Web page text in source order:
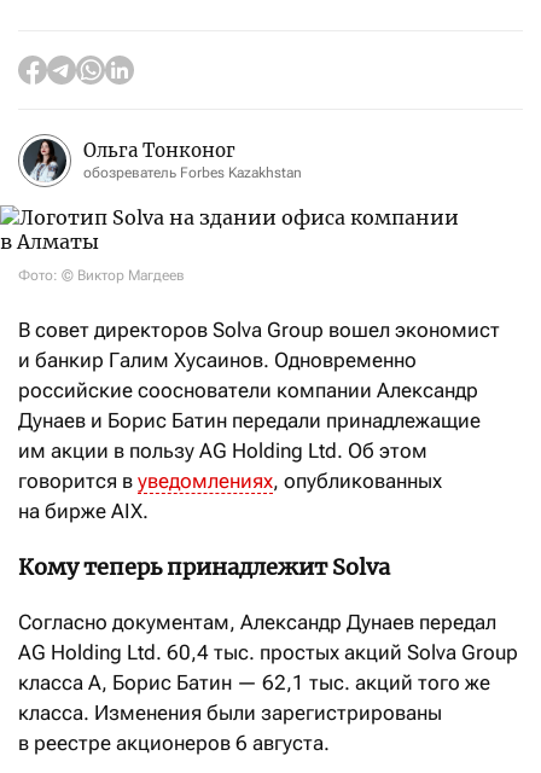
Ольга Тонконог
обозреватель Forbes Kazakhstan
Фото: © Виктор Магдеев
В совет директоров Solva Group вошел экономист
и банкир Галим Хусаинов. Одновременно
российские сооснователи компании Александр
Дунаев и Борис Батин передали принадлежащие
им акции в пользу AG Holding Ltd. Об этом
говорится в уведомлениях, опубликованных
на бирже AIX.
Кому теперь принадлежит Solva
Согласно документам, Александр Дунаев передал
AG Holding Ltd. 60,4 тыс. простых акций Solva Group
класса A, Борис Батин — 62,1 тыс. акций того же
класса. Изменения были зарегистрированы
в реестре акционеров 6 августа.